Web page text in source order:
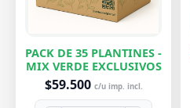
PACK DE 35 PLANTINES -
MIX VERDE EXCLUSIVOS
$59.500 c/u imp. incl.